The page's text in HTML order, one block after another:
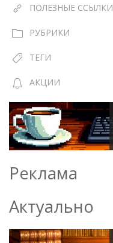
ПОЛЕЗНЫЕ ССЫЛКИ
РУБРИКИ
ТЕГИ
АКЦИИ
Реклама
Актуально